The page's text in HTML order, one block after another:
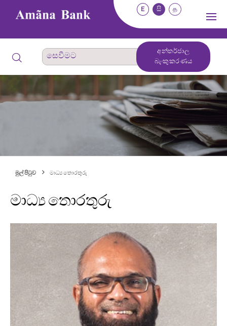
E සි த
අන්තර්ජාල
බැංකුකරණය
මුල් පිටුව මාධ්‍ය තොරතුරු
මාධ්‍ය තොරතුරු